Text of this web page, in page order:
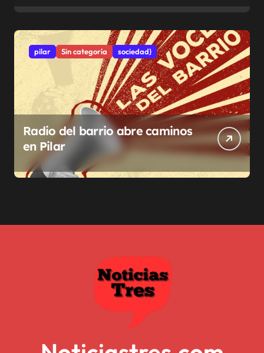
pilar Sin categoría sociedad}
Radio del barrio abre caminos
en Pilar